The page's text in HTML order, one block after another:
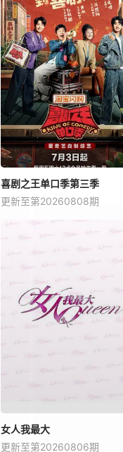
喜剧之王单口季第三季
更新至第20260808期
女人我最大
更新至第20260806期